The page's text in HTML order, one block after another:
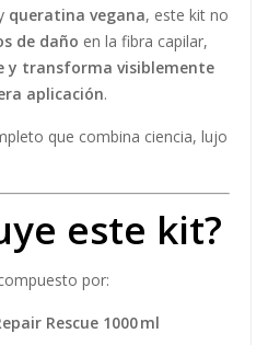
queratina vegana, este kit no
de daño en la fibra capilar,
y transforma visiblemente
aplicación.
que combina ciencia, lujo
este kit?
por:
Rescue 1000 ml